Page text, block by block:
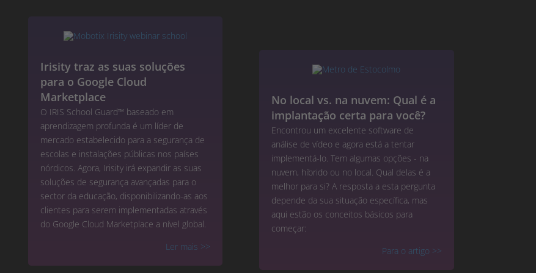
Irisity traz as suas soluções
para o Google Cloud
Marketplace
O IRIS School Guard™ baseado em
aprendizagem profunda é um líder de
mercado estabelecido para a segurança de
escolas e instalações públicas nos países
nórdicos. Agora, Irisity irá expandir as suas
soluções de segurança avançadas para o
sector da educação, disponibilizando-as aos
clientes para serem implementadas através
do Google Cloud Marketplace a nível global.
Ler mais >>
No local vs. na nuvem: Qual é a
implantação certa para você?
Encontrou um excelente software de
análise de vídeo e agora está a tentar
implementá-lo. Tem algumas opções - na
nuvem, híbrido ou no local. Qual delas é a
melhor para si? A resposta a esta pergunta
depende da sua situação específica, mas
aqui estão os conceitos básicos para
começar:
Para o artigo >>